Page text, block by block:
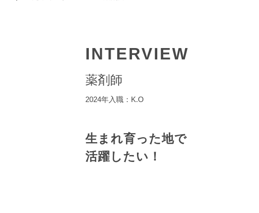
INTERVIEW
薬剤師
2024年入職：K.O
生まれ育った地で
活躍したい！